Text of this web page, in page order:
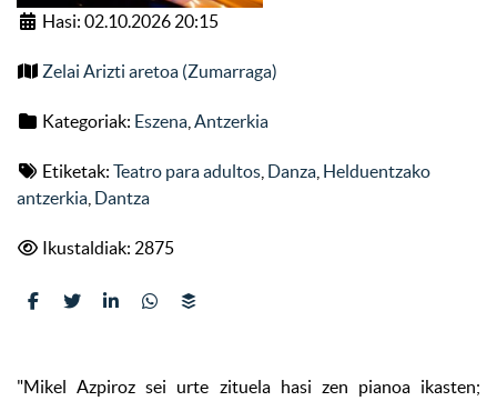
Hasi: 02.10.2026 20:15
Zelai Arizti aretoa (Zumarraga)
Kategoriak: Eszena Antzerkia
Etiketak: Teatro para adultos Danza Helduentzako
antzerkia Dantza
Ikustaldiak: 2875
"Mikel Azpiroz sei urte zituela hasi zen pianoa ikasten;